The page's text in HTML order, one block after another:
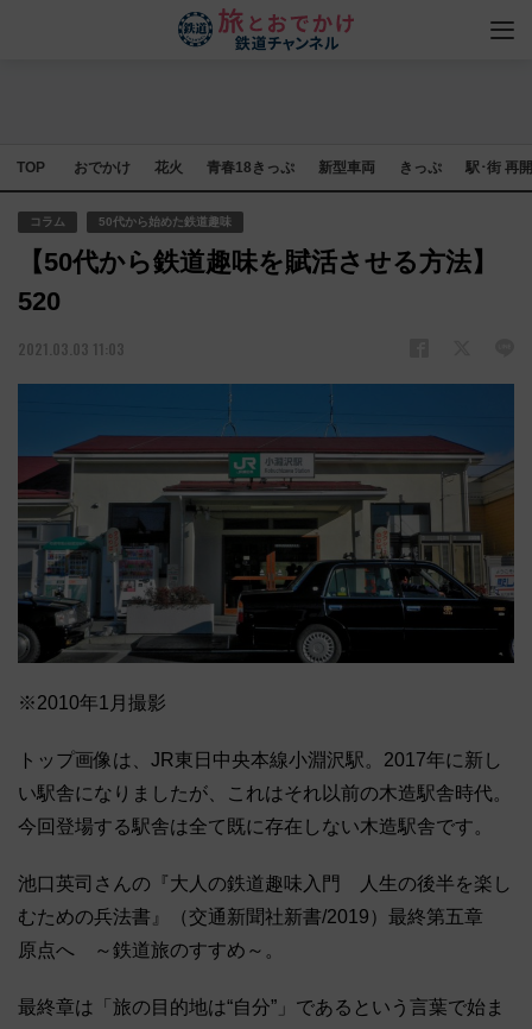
TOP おでかけ 花火 青春18きっぷ 新型車両 きっぷ 駅･街 再
コラム 50代から始めた鉄道趣味
【50代から鉄道趣味を賦活させる方法】
520
2021.03.03 11:03
※2010年1月撮影
トップ画像は、JR東日中央本線小淵沢駅。2017年に新し
い駅舎になりましたが、これはそれ以前の木造駅舎時代。
今回登場する駅舎は全て既に存在しない木造駅舎です。
池口英司さんの『大人の鉄道趣味入門 人生の後半を楽し
むための兵法書』（交通新聞社新書/2019）最終第五章
原点へ ～鉄道旅のすすめ～。
最終章は「旅の目的地は“自分”」であるという言葉で始ま